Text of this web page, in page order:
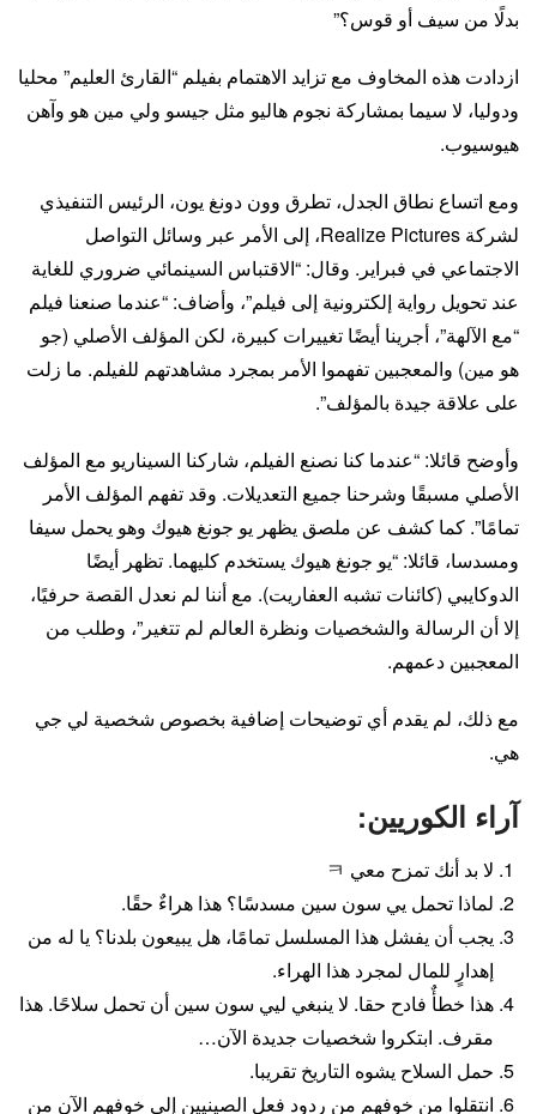
بدلًا من سيف أو قوس؟”
ازدادت هذه المخاوف مع تزايد الاهتمام بفيلم “القارئ العليم” محليا
ودوليا، لا سيما بمشاركة نجوم هاليو مثل جيسو ولي مين هو وآهن
هيوسيوب.
ومع اتساع نطاق الجدل، تطرق وون دونغ يون، الرئيس التنفيذي
لشركة Realize Pictures، إلى الأمر عبر وسائل التواصل
الاجتماعي في فبراير. وقال: “الاقتباس السينمائي ضروري للغاية
عند تحويل رواية إلكترونية إلى فيلم”، وأضاف: “عندما صنعنا فيلم
“مع الآلهة”، أجرينا أيضًا تغييرات كبيرة، لكن المؤلف الأصلي (جو
هو مين) والمعجبين تفهموا الأمر بمجرد مشاهدتهم للفيلم. ما زلت
على علاقة جيدة بالمؤلف”.
وأوضح قائلا: “عندما كنا نصنع الفيلم، شاركنا السيناريو مع المؤلف
الأصلي مسبقًا وشرحنا جميع التعديلات. وقد تفهم المؤلف الأمر
تمامًا”. كما كشف عن ملصق يظهر يو جونغ هيوك وهو يحمل سيفا
ومسدسا، قائلا: “يو جونغ هيوك يستخدم كليهما. تظهر أيضًا
الدوكايبي (كائنات تشبه العفاريت). مع أننا لم نعدل القصة حرفيًا،
إلا أن الرسالة والشخصيات ونظرة العالم لم تتغير”، وطلب من
المعجبين دعمهم.
مع ذلك، لم يقدم أي توضيحات إضافية بخصوص شخصية لي جي
هي.
آراء الكوريين:
لا بد أنك تمزح معي ㅋ
لماذا تحمل يي سون سين مسدسًا؟ هذا هراءٌ حقًا.
يجب أن يفشل هذا المسلسل تمامًا، هل يبيعون بلدنا؟ يا له من
إهدارٍ للمال لمجرد هذا الهراء.
هذا خطأٌ فادح حقا. لا ينبغي ليي سون سين أن تحمل سلاحًا. هذا
مقرف. ابتكروا شخصيات جديدة الآن…
حمل السلاح يشوه التاريخ تقريبا.
انتقلوا من خوفهم من ردود فعل الصينيين إلى خوفهم الآن من